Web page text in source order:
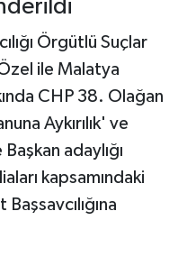
Örgütlü Suçlar
ile Malatya
CHP 38. Olağan
Aykırılık' ve
adaylığı
kapsamındaki